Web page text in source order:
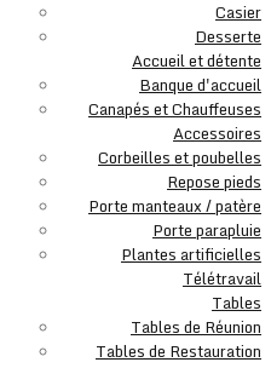
Casier
Desserte
Accueil et détente
Banque d'accueil
Canapés et Chauffeuses
Accessoires
Corbeilles et poubelles
Repose pieds
Porte manteaux / patère
Porte parapluie
Plantes artificielles
Télétravail
Tables
Tables de Réunion
Tables de Restauration